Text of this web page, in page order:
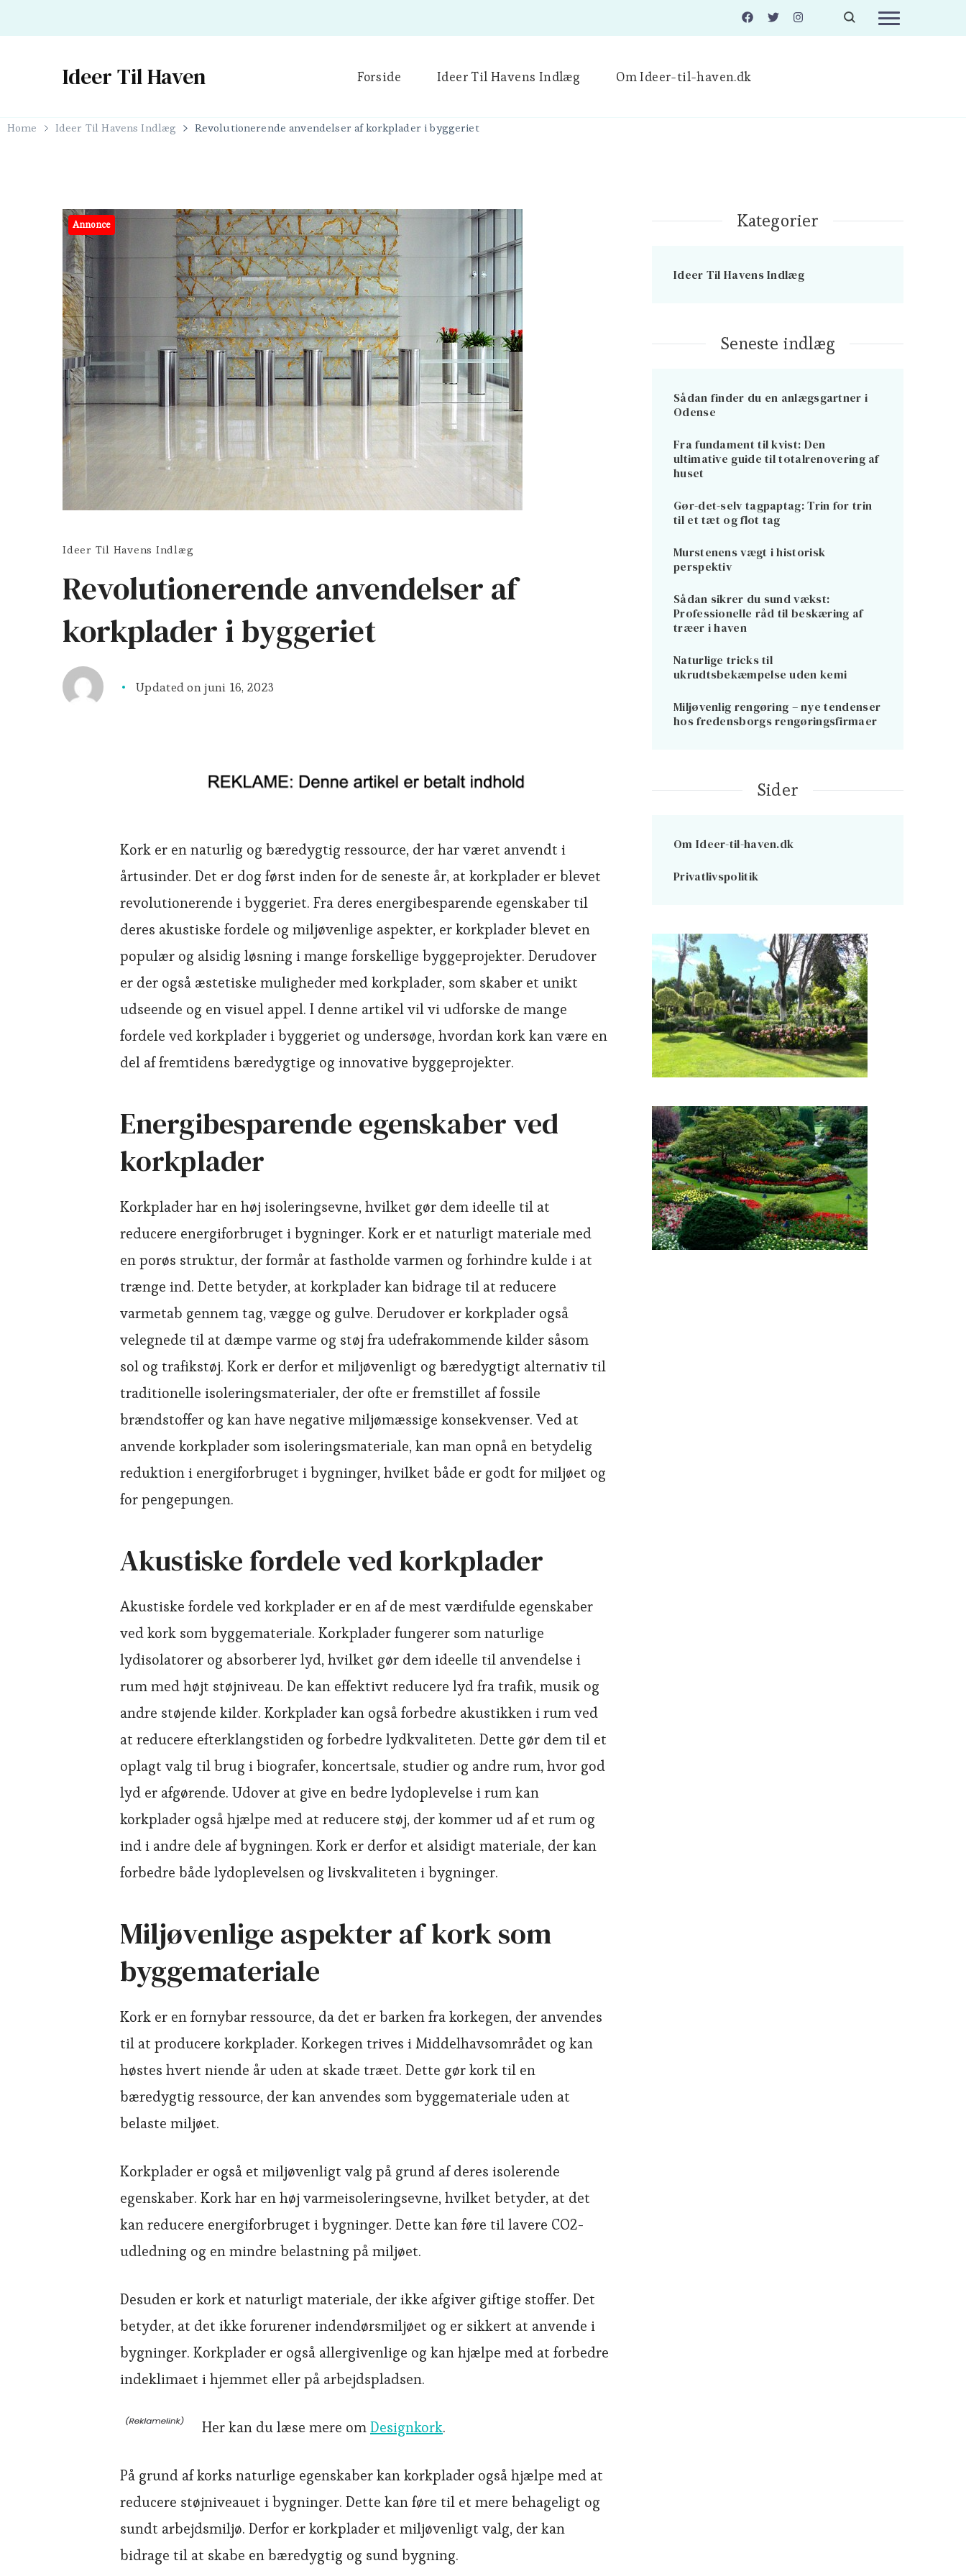
Ideer Til Haven Forside Ideer Til Havens Indlæg Om Ideer-til-haven.dk
Home Ideer Til Havens Indlæg Revolutionerende anvendelser af korkplader i byggeriet
Annonce
Ideer Til Havens Indlæg
Revolutionerende anvendelser af
korkplader i byggeriet
Updated on juni 16, 2023
Kork er en naturlig og bæredygtig ressource, der har været anvendt i
årtusinder. Det er dog først inden for de seneste år, at korkplader er blevet
revolutionerende i byggeriet. Fra deres energibesparende egenskaber til
deres akustiske fordele og miljøvenlige aspekter, er korkplader blevet en
populær og alsidig løsning i mange forskellige byggeprojekter. Derudover
er der også æstetiske muligheder med korkplader, som skaber et unikt
udseende og en visuel appel. I denne artikel vil vi udforske de mange
fordele ved korkplader i byggeriet og undersøge, hvordan kork kan være en
del af fremtidens bæredygtige og innovative byggeprojekter.
Energibesparende egenskaber ved
korkplader
Korkplader har en høj isoleringsevne, hvilket gør dem ideelle til at
reducere energiforbruget i bygninger. Kork er et naturligt materiale med
en porøs struktur, der formår at fastholde varmen og forhindre kulde i at
trænge ind. Dette betyder, at korkplader kan bidrage til at reducere
varmetab gennem tag, vægge og gulve. Derudover er korkplader også
velegnede til at dæmpe varme og støj fra udefrakommende kilder såsom
sol og trafikstøj. Kork er derfor et miljøvenligt og bæredygtigt alternativ til
traditionelle isoleringsmaterialer, der ofte er fremstillet af fossile
brændstoffer og kan have negative miljømæssige konsekvenser. Ved at
anvende korkplader som isoleringsmateriale, kan man opnå en betydelig
reduktion i energiforbruget i bygninger, hvilket både er godt for miljøet og
for pengepungen.
Akustiske fordele ved korkplader
Akustiske fordele ved korkplader er en af de mest værdifulde egenskaber
ved kork som byggemateriale. Korkplader fungerer som naturlige
lydisolatorer og absorberer lyd, hvilket gør dem ideelle til anvendelse i
rum med højt støjniveau. De kan effektivt reducere lyd fra trafik, musik og
andre støjende kilder. Korkplader kan også forbedre akustikken i rum ved
at reducere efterklangstiden og forbedre lydkvaliteten. Dette gør dem til et
oplagt valg til brug i biografer, koncertsale, studier og andre rum, hvor god
lyd er afgørende. Udover at give en bedre lydoplevelse i rum kan
korkplader også hjælpe med at reducere støj, der kommer ud af et rum og
ind i andre dele af bygningen. Kork er derfor et alsidigt materiale, der kan
forbedre både lydoplevelsen og livskvaliteten i bygninger.
Miljøvenlige aspekter af kork som
byggemateriale
Kork er en fornybar ressource, da det er barken fra korkegen, der anvendes
til at producere korkplader. Korkegen trives i Middelhavsområdet og kan
høstes hvert niende år uden at skade træet. Dette gør kork til en
bæredygtig ressource, der kan anvendes som byggemateriale uden at
belaste miljøet.
Korkplader er også et miljøvenligt valg på grund af deres isolerende
egenskaber. Kork har en høj varmeisoleringsevne, hvilket betyder, at det
kan reducere energiforbruget i bygninger. Dette kan føre til lavere CO2-
udledning og en mindre belastning på miljøet.
Desuden er kork et naturligt materiale, der ikke afgiver giftige stoffer. Det
betyder, at det ikke forurener indendørsmiljøet og er sikkert at anvende i
bygninger. Korkplader er også allergivenlige og kan hjælpe med at forbedre
indeklimaet i hjemmet eller på arbejdspladsen.
Her kan du læse mere omDesignkork.
På grund af korks naturlige egenskaber kan korkplader også hjælpe med at
reducere støjniveauet i bygninger. Dette kan føre til et mere behageligt og
sundt arbejdsmiljø. Derfor er korkplader et miljøvenligt valg, der kan
bidrage til at skabe en bæredygtig og sund bygning.
Kategorier
Ideer Til Havens Indlæg
Seneste indlæg
Sådan finder du en anlægsgartner i
Odense
Fra fundament til kvist: Den
ultimative guide til totalrenovering af
huset
Gør-det-selv tagpaptag: Trin for trin
til et tæt og flot tag
Murstenens vægt i historisk
perspektiv
Sådan sikrer du sund vækst:
Professionelle råd til beskæring af
træer i haven
Naturlige tricks til
ukrudtsbekæmpelse uden kemi
Miljøvenlig rengøring – nye tendenser
hos fredensborgs rengøringsfirmaer
Sider
Om Ideer-til-haven.dk
Privatlivspolitik